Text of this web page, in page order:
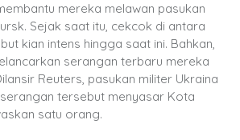
mereka melawan pasukan
Sejak saat itu, cekcok di antara
kian intens hingga saat ini. Bahkan,
serangan terbaru mereka
Reuters, pasukan militer Ukraina
tersebut menyasar Kota
satu orang.